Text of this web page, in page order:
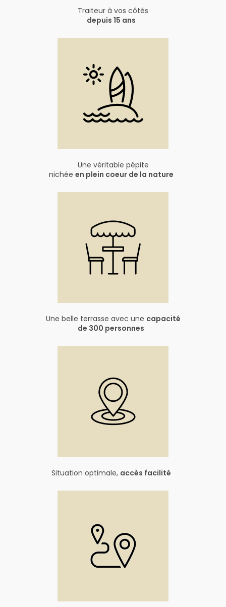
Traiteur à vos côtés
depuis 15 ans
Une véritable pépite
nichée en plein coeur de la nature
Une belle terrasse avec une capacité
de 300 personnes
Situation optimale, accès facilité